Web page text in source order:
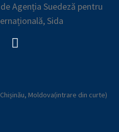
Agenția Suedeză pentru
Sida
Moldova(intrare din curte)